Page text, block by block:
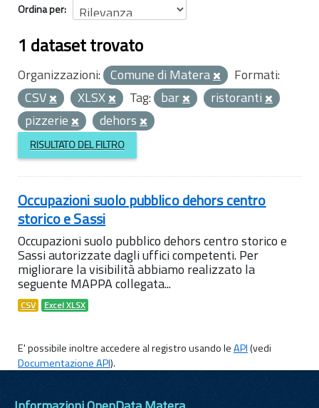
Ordina per
1 dataset trovato
Organizzazioni: Comune di Matera
Formati:
CSV
XLSX Tag: bar
ristoranti
pizzerie
dehors
RISULTATO DEL FILTRO
Occupazioni suolo pubblico dehors centro
storico e Sassi
Occupazioni suolo pubblico dehors centro storico e
Sassi autorizzate dagli uffici competenti. Per
migliorare la visibilità abbiamo realizzato la
seguente MAPPA collegata...
CSV Excel XLSX
E' possibile inoltre accedere al registro usando leAPI(vedi
Documentazione API).